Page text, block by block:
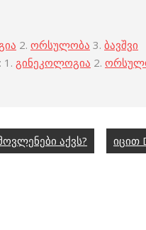
2. ორსულობა 3. ბავშვი
გინეკოლოგია 2.
აქვს? იცით